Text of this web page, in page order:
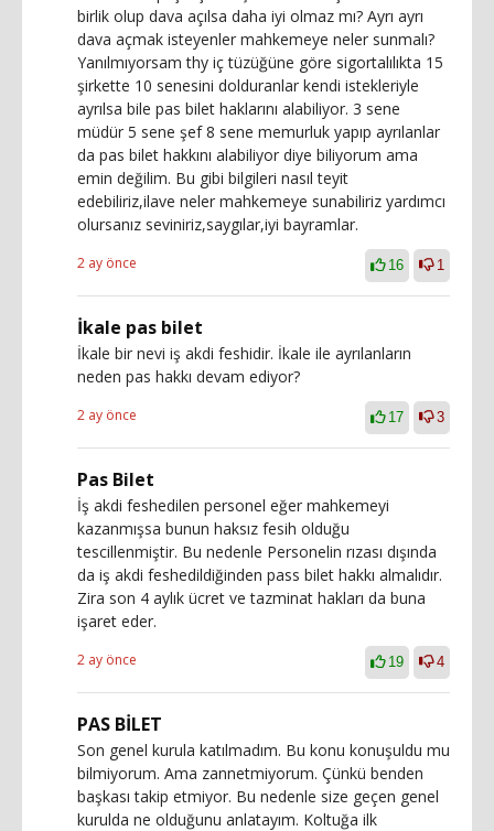
birlik olup dava açılsa daha iyi olmaz mı? Ayrı ayrı
dava açmak isteyenler mahkemeye neler sunmalı?
Yanılmıyorsam thy iç tüzüğüne göre sigortalılıkta 15
şirkette 10 senesini dolduranlar kendi istekleriyle
ayrılsa bile pas bilet haklarını alabiliyor. 3 sene
müdür 5 sene şef 8 sene memurluk yapıp ayrılanlar
da pas bilet hakkını alabiliyor diye biliyorum ama
emin değilim. Bu gibi bilgileri nasıl teyit
edebiliriz,ilave neler mahkemeye sunabiliriz yardımcı
olursanız seviniriz,saygılar,iyi bayramlar.
2 ay önce 16 1
İkale pas bilet
İkale bir nevi iş akdi feshidir. İkale ile ayrılanların
neden pas hakkı devam ediyor?
2 ay önce 17 3
Pas Bilet
İş akdi feshedilen personel eğer mahkemeyi
kazanmışsa bunun haksız fesih olduğu
tescillenmiştir. Bu nedenle Personelin rızası dışında
da iş akdi feshedildiğinden pass bilet hakkı almalıdır.
Zira son 4 aylık ücret ve tazminat hakları da buna
işaret eder.
2 ay önce 19 4
PAS BİLET
Son genel kurula katılmadım. Bu konu konuşuldu mu
bilmiyorum. Ama zannetmiyorum. Çünkü benden
başkası takip etmiyor. Bu nedenle size geçen genel
kurulda ne olduğunu anlatayım. Koltuğa ilk